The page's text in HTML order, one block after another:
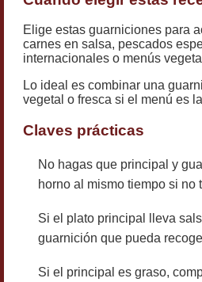
Elige estas guarniciones para
carnes en salsa, pescados
internacionales o menús
Lo ideal es combinar una
vegetal o fresca si el menú es
Claves prácticas
No hagas que principal y
horno al mismo tiempo si no
Si el plato principal lleva
guarnición que pueda
Si el principal es graso,